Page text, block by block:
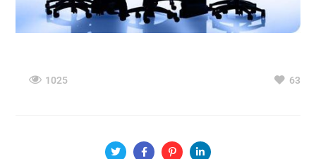
1025 63